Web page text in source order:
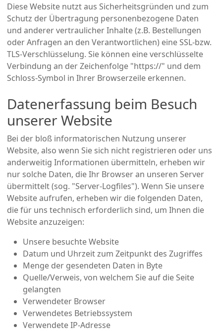
Diese Website nutzt aus Sicherheitsgründen und zum
Schutz der Übertragung personenbezogene Daten
und anderer vertraulicher Inhalte (z.B. Bestellungen
oder Anfragen an den Verantwortlichen) eine SSL-bzw.
TLS-Verschlüsselung. Sie können eine verschlüsselte
Verbindung an der Zeichenfolge "https://" und dem
Schloss-Symbol in Ihrer Browserzeile erkennen.
Datenerfassung beim Besuch
unserer Website
Bei der bloß informatorischen Nutzung unserer
Website, also wenn Sie sich nicht registrieren oder uns
anderweitig Informationen übermitteln, erheben wir
nur solche Daten, die Ihr Browser an unseren Server
übermittelt (sog. "Server-Logfiles"). Wenn Sie unsere
Website aufrufen, erheben wir die folgenden Daten,
die für uns technisch erforderlich sind, um Ihnen die
Website anzuzeigen:
Unsere besuchte Website
Datum und Uhrzeit zum Zeitpunkt des Zugriffes
Menge der gesendeten Daten in Byte
Quelle/Verweis, von welchem Sie auf die Seite
gelangten
Verwendeter Browser
Verwendetes Betriebssystem
Verwendete IP-Adresse